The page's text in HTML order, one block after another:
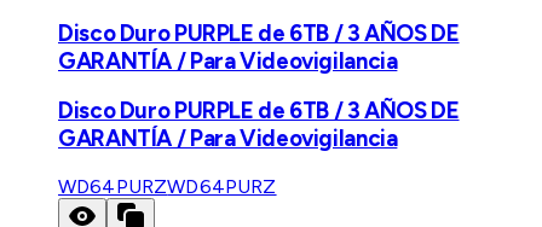
Disco Duro PURPLE de 6TB / 3 AÑOS DE
GARANTÍA / Para Videovigilancia
Disco Duro PURPLE de 6TB / 3 AÑOS DE
GARANTÍA / Para Videovigilancia
WD64PURZWD64PURZ